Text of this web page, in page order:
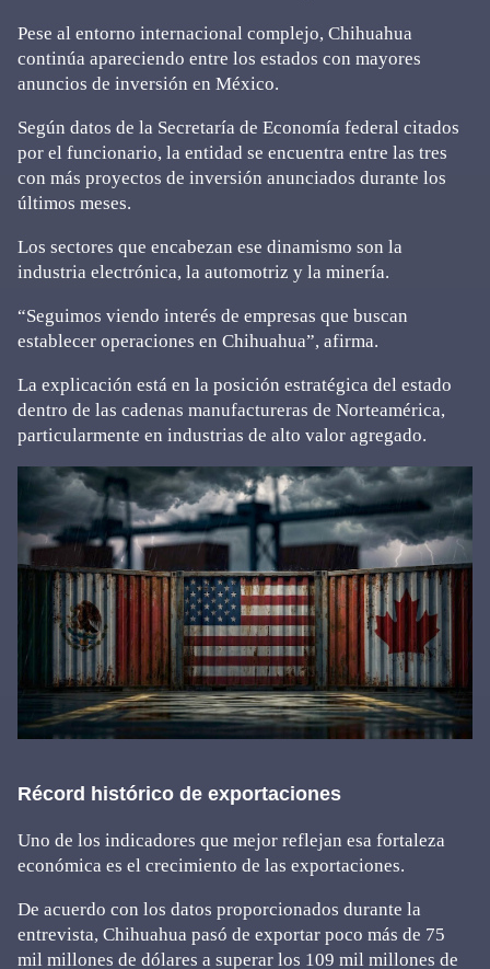
Pese al entorno internacional complejo, Chihuahua
continúa apareciendo entre los estados con mayores
anuncios de inversión en México.
Según datos de la Secretaría de Economía federal citados
por el funcionario, la entidad se encuentra entre las tres
con más proyectos de inversión anunciados durante los
últimos meses.
Los sectores que encabezan ese dinamismo son la
industria electrónica, la automotriz y la minería.
“Seguimos viendo interés de empresas que buscan
establecer operaciones en Chihuahua”, afirma.
La explicación está en la posición estratégica del estado
dentro de las cadenas manufactureras de Norteamérica,
particularmente en industrias de alto valor agregado.
Récord histórico de exportaciones
Uno de los indicadores que mejor reflejan esa fortaleza
económica es el crecimiento de las exportaciones.
De acuerdo con los datos proporcionados durante la
entrevista, Chihuahua pasó de exportar poco más de 75
mil millones de dólares a superar los 109 mil millones de